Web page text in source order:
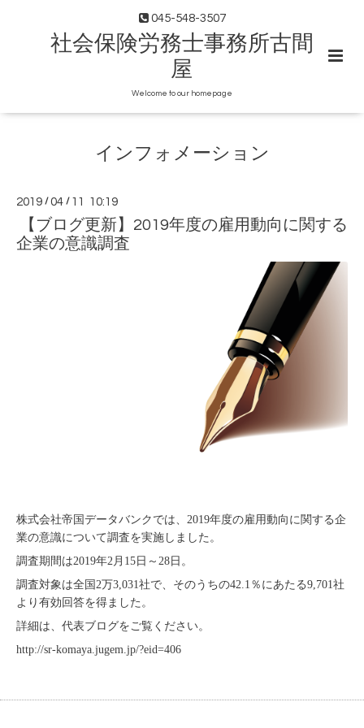
045-548-3507
社会保険労務士事務所古間
屋
Welcome to our homepage
インフォメーション
2019 /04 / 11 10:19
【ブログ更新】2019年度の雇用動向に関する
企業の意識調査
株式会社帝国データバンクでは、2019年度の雇用動向に関する企
業の意識について調査を実施しました。
調査期間は2019年2月15日～28日。
調査対象は全国2万3,031社で、そのうちの42.1％にあたる9,701社
より有効回答を得ました。
詳細は、代表ブログをご覧ください。
http://sr-komaya.jugem.jp/?eid=406